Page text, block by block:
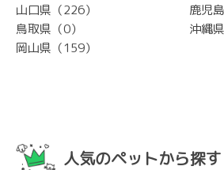
山口県（226）
鳥取県（0）
岡山県（159）
鹿児
沖縄
人気のペットから探す